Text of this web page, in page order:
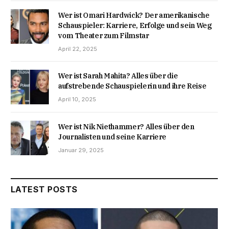
Wer ist Omari Hardwick? Der amerikanische
Schauspieler: Karriere, Erfolge und sein Weg
vom Theater zum Filmstar
April 22, 2025
Wer ist Sarah Mahita? Alles über die
aufstrebende Schauspielerin und ihre Reise
April 10, 2025
Wer ist Nik Niethammer? Alles über den
Journalisten und seine Karriere
Januar 29, 2025
LATEST POSTS